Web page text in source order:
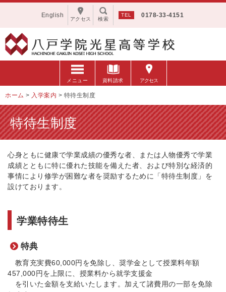
0178-33-4151
検索
English
アクセス
メニュー 資料請求 アクセス
ホーム > 入学案内 > 特待生制度
特待生制度
心身ともに健康で学業成績の優秀な者、または人物優秀で学業
成績とともに特に優れた技能を備えた者、および特別な経済的
事情により修学が困難な者を奨励するために「特待生制度」を
設けております。
学業特待生
特典
教育充実費60,000円を免除し、奨学金として授業料年額
457,000円を上限に、授業料から就学支援金
を引いた金額を支給いたします。加えて諸費用の一部を免除